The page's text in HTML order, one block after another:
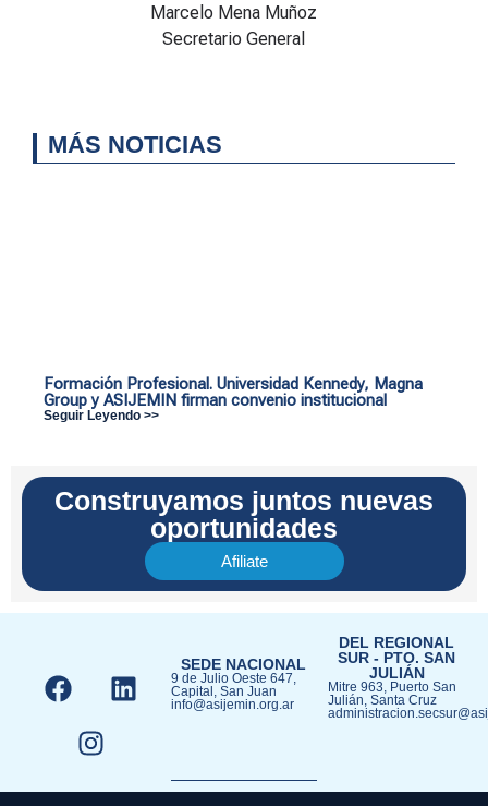
Marcelo Mena Muñoz
Secretario General
MÁS NOTICIAS
Formación Profesional. Universidad Kennedy, Magna
Group y ASIJEMIN firman convenio institucional
Seguir Leyendo >>
Construyamos juntos nuevas
oportunidades
Afiliate
SEDE NACIONAL
9 de Julio Oeste 647,
Capital, San Juan
info@asijemin.org.ar
DEL REGIONAL
SUR - PTO. SAN
JULIÁN​
Mitre 963, Puerto San
Julián, Santa Cruz